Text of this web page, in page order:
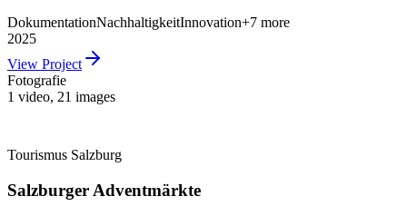
DokumentationNachhaltigkeitInnovation+7 more
2025
View Project
Fotografie
1 video, 21 images
Tourismus Salzburg
Salzburger Adventmärkte